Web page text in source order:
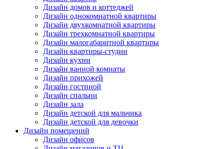
Дизайн домов и коттеджей
Дизайн однокомнатной квартиры
Дизайн двухкомнатной квартиры
Дизайн трехкомнатной квартиры
Дизайн малогабаритной квартиры
Дизайн квартиры-студии
Дизайн кухни
Дизайн ванной комнаты
Дизайн прихожей
Дизайн гостиной
Дизайн спальни
Дизайн зала
Дизайн детской для мальчика
Дизайн детской для девочки
Дизайн помещений
Дизайн офисов